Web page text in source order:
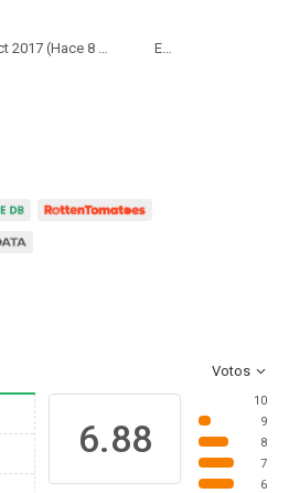
8 años y 10 meses) Estreno
Votos
6.88
10
9
8
7
6